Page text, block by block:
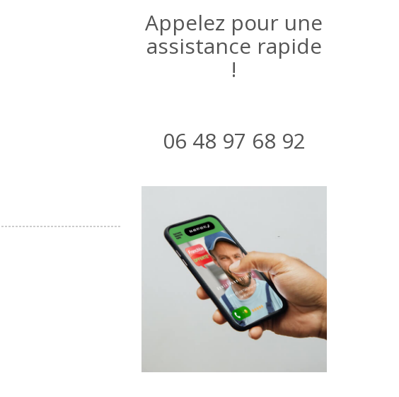
Appelez pour une
assistance rapide
!
06 48 97 68 92